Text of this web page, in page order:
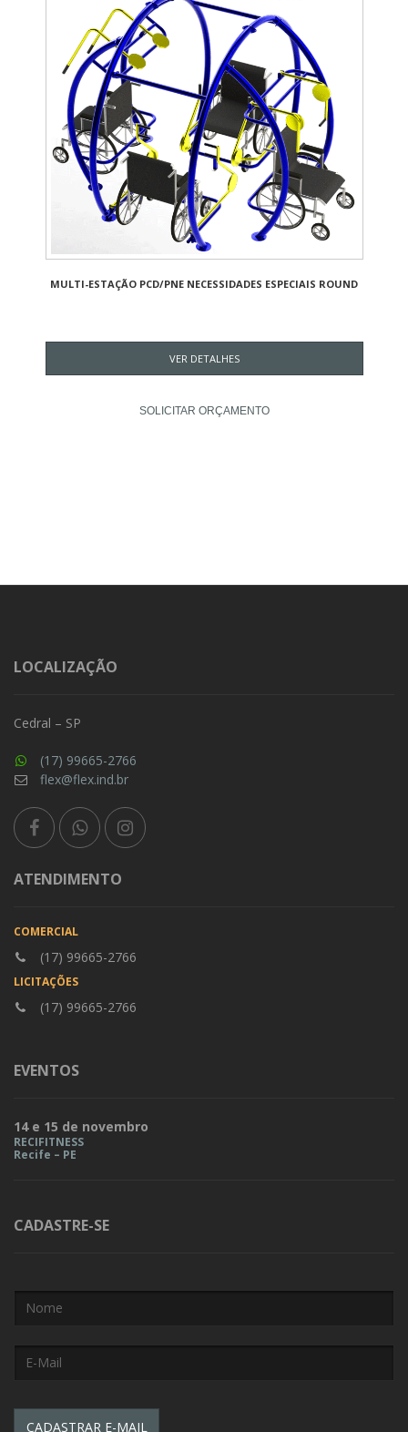
MULTI-ESTAÇÃO PCD/PNE NECESSIDADES ESPECIAIS ROUND
VER DETALHES
SOLICITAR ORÇAMENTO
LOCALIZAÇÃO
Cedral – SP
(17) 99665-2766
flex@flex.ind.br
ATENDIMENTO
COMERCIAL
(17) 99665-2766
LICITAÇÕES
(17) 99665-2766
EVENTOS
14 e 15 de novembro
RECIFITNESS
Recife – PE
CADASTRE-SE